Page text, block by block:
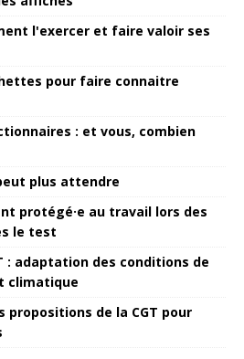
l'exercer et faire valoir ses
pour faire connaitre
: et vous, combien
plus attendre
protégé·e au travail lors des
le test
: adaptation des conditions de
climatique
propositions de la CGT pour